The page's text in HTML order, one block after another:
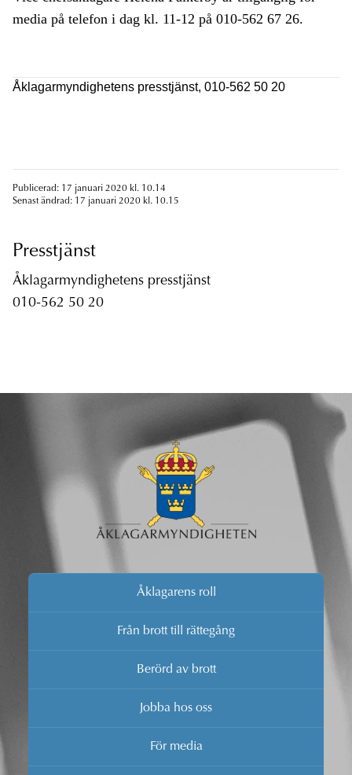
media på telefon i dag kl. 11-12 på 010-562 67 26.
Åklagarmyndighetens presstjänst, 010-562 50 20
Publicerad: 17 januari 2020 kl. 10.14
Senast ändrad: 17 januari 2020 kl. 10.15
Presstjänst
Åklagarmyndighetens presstjänst
010-562 50 20
Åklagarens roll
Från brott till rättegång
Berörd av brott
Jobba hos oss
För media